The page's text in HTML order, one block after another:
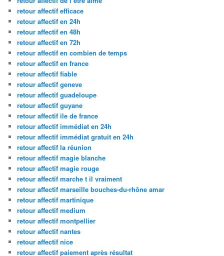
retour affectif efficace
retour affectif en 24h
retour affectif en 48h
retour affectif en 72h
retour affectif en combien de temps
retour affectif en france
retour affectif fiable
retour affectif geneve
retour affectif guadeloupe
retour affectif guyane
retour affectif ile de france
retour affectif immédiat en 24h
retour affectif immédiat gratuit en 24h
retour affectif la réunion
retour affectif magie blanche
retour affectif magie rouge
retour affectif marche t il vraiment
retour affectif marseille bouches-du-rhône amar
retour affectif martinique
retour affectif medium
retour affectif montpellier
retour affectif nantes
retour affectif nice
retour affectif paiement après résultat